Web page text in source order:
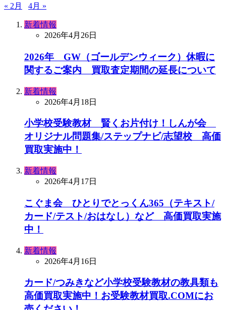
« 2月
4月 »
新着情報
2026年4月26日
2026年 GW（ゴールデンウィーク）休暇に
関するご案内 買取査定期間の延長について
新着情報
2026年4月18日
小学校受験教材 賢くお片付け！しんが会
オリジナル問題集/ステップナビ/志望校 高価
買取実施中！
新着情報
2026年4月17日
こぐま会 ひとりでとっくん365（テキスト/
カード/テスト/おはなし）など 高価買取実施
中！
新着情報
2026年4月16日
カード/つみきなど小学校受験教材の教具類も
高価買取実施中！お受験教材買取.COMにお